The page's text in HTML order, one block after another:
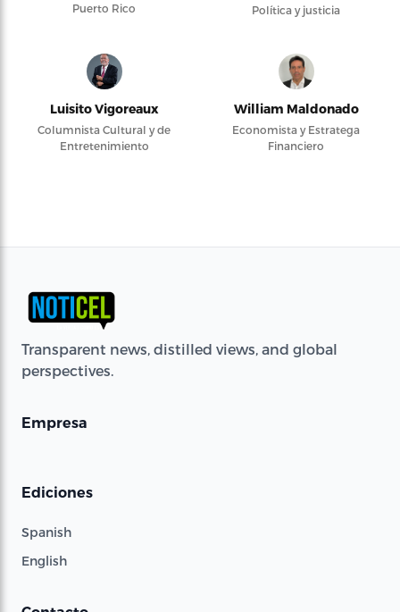
Puerto Rico
Política y justicia
Luisito Vigoreaux
Columnista Cultural y de
Entretenimiento
William Maldonado
Economista y Estratega
Financiero
Transparent news, distilled views, and global
perspectives.
Empresa
Ediciones
Spanish
English